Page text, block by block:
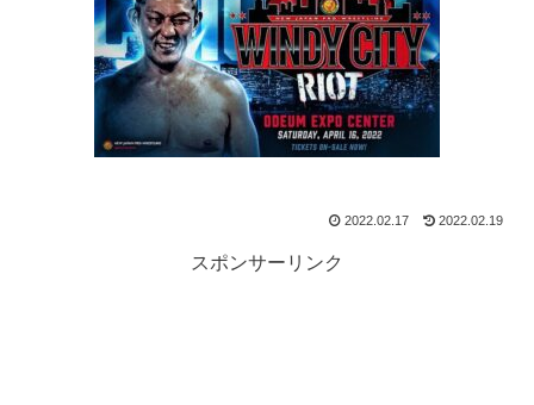
2022.02.17 2022.02.19
スポンサーリンク